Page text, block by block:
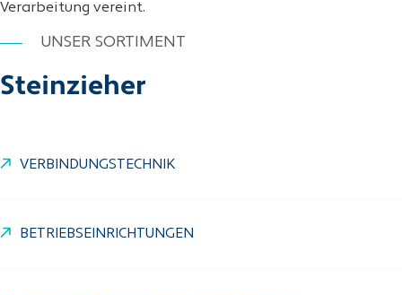
Verarbeitung vereint.
UNSER SORTIMENT
Steinzieher
VERBINDUNGSTECHNIK
BETRIEBSEINRICHTUNGEN